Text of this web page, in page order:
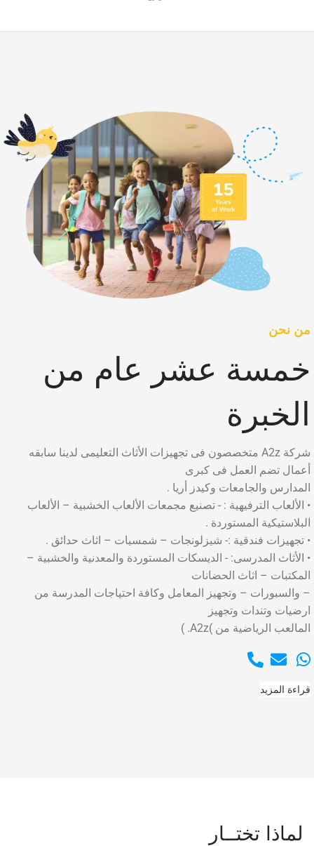
من نحن
خمسة عشر عام من
الخبرة
شركة A2z متخصصون فى تجهيزات الأثاث التعليمى لدينا سابقه
أعمال تضم العمل فى كبرى
المدارس والجامعات وكيدز أريا .
• الألعاب الترفيهية : - تصنيع مجمعات الألعاب الخشبية – الألعاب
البلاستيكية المستوردة .
• تجهيزات فندقية :- شيزلونجات – شمسيات – اثاث حدائق .
• الأثاث المدرسى: - الديسكات المستوردة والمعدنية والخشبية –
المكتبات – اثاث الحضانات
– والسبورات – وتجهيز المعامل وكافة احتياجات المدرسة من
ارضيات وتندات وتجهيز
المالعب الرياضية من )A2z. )
قراءة المزيد
لماذا تختــار